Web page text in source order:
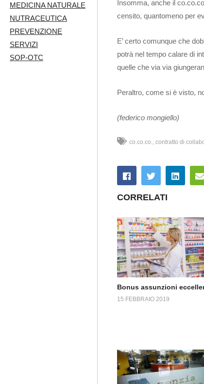
MEDICINA NATURALE
NUTRACEUTICA
PREVENZIONE
SERVIZI
SOP-OTC
Insomma, anche il
censito, quantomeno per
E’ certo comunque che
potrà nel tempo calare di
quelle che via via
Peraltro, come si è visto,
(federico mongiello)
co.co.co. contratto di
CORRELATI
Bonus assunzioni
15 FEBBRAIO 2019